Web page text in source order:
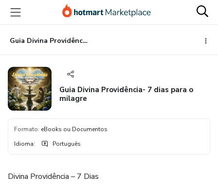
para
conteúdo
principal
para
pagamento
para
rodapé
Guia Divina Providência- 7 dias para o milagre
Guia Divina Providência- 7 dias para o
milagre
Formato: eBooks ou Documentos
Idioma: Português
Divina Providência – 7 Dias